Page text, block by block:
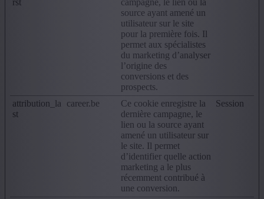
rst
campagne, le lien ou la
source ayant amené un
utilisateur sur le site
pour la première fois. Il
permet aux spécialistes
du marketing d’analyser
l’origine des
conversions et des
prospects.
attribution_la
st
career.be
Ce cookie enregistre la
dernière campagne, le
lien ou la source ayant
amené un utilisateur sur
le site. Il permet
d’identifier quelle action
marketing a le plus
récemment contribué à
une conversion.
Session